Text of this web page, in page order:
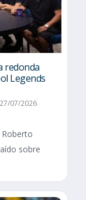
redonda
Legends
07/2026
sobre